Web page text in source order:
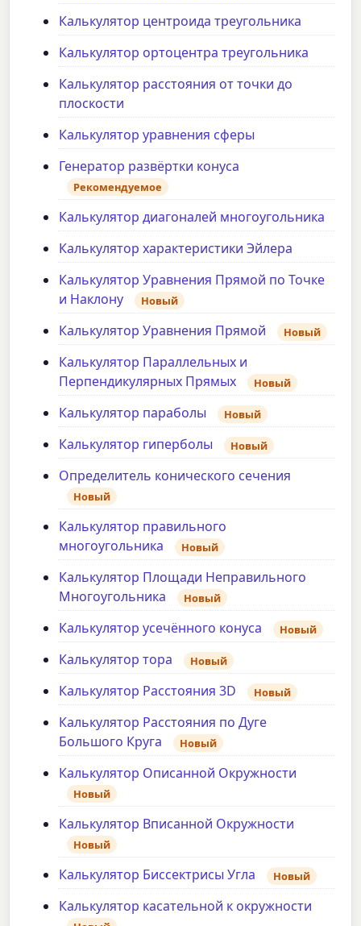
Калькулятор центроида треугольника
Калькулятор ортоцентра треугольника
Калькулятор расстояния от точки до
плоскости
Калькулятор уравнения сферы
Генератор развёртки конуса
Рекомендуемое
Калькулятор диагоналей многоугольника
Калькулятор характеристики Эйлера
Калькулятор Уравнения Прямой по Точке
и Наклону
Новый
Калькулятор Уравнения Прямой Новый
Калькулятор Параллельных и
Перпендикулярных Прямых
Новый
Калькулятор параболы Новый
Калькулятор гиперболы Новый
Определитель конического сечения
Новый
Калькулятор правильного
многоугольника
Новый
Калькулятор Площади Неправильного
Многоугольника
Новый
Калькулятор усечённого конуса Новый
Калькулятор тора Новый
Калькулятор Расстояния 3D Новый
Калькулятор Расстояния по Дуге
Большого Круга
Новый
Калькулятор Описанной Окружности
Новый
Калькулятор Вписанной Окружности
Новый
Калькулятор Биссектрисы Угла Новый
Калькулятор касательной к окружности